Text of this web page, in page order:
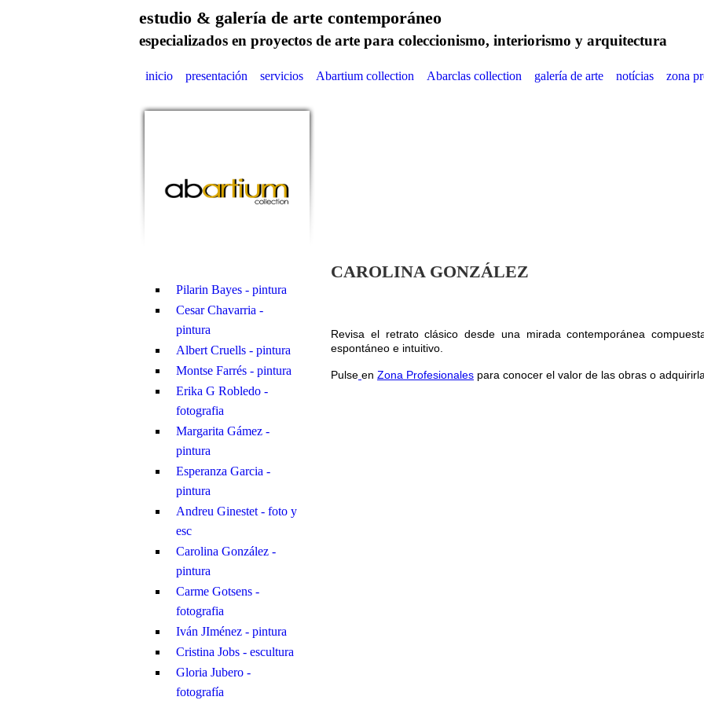
estudio & galería de arte
especializados en proyectos de arte para coleccionismo, interiorismo y arquitectura
inicio presentación servicios Abartium collection Abarclas collection galería de arte notícias zona
Pilarin Bayes - pintura
Cesar Chavarria -
pintura
Albert Cruells - pintura
Montse Farrés - pintura
Erika G Robledo -
fotografia
Margarita Gámez -
pintura
Esperanza Garcia -
pintura
Andreu Ginestet - foto y
esc
Carolina González -
pintura
Carme Gotsens -
fotografia
Iván JIménez - pintura
Cristina Jobs - escultura
Gloria Jubero -
fotografía
CAROLINA GONZÁLEZ
Revisa el retrato clásico desde una mirada contemporánea
espontáneo e intuitivo.
Pulse en Zona Profesionales para conocer el valor de las obras o